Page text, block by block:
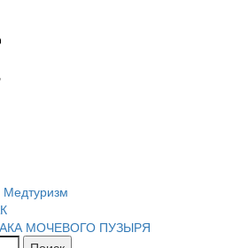
Медтуризм
МОЧЕВОГО ПУЗЫРЯ